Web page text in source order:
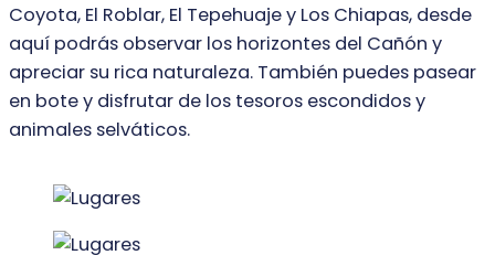
Coyota, El Roblar, El Tepehuaje y Los Chiapas, desde
aquí podrás observar los horizontes del Cañón y
apreciar su rica naturaleza. También puedes pasear
en bote y disfrutar de los tesoros escondidos y
animales selváticos.